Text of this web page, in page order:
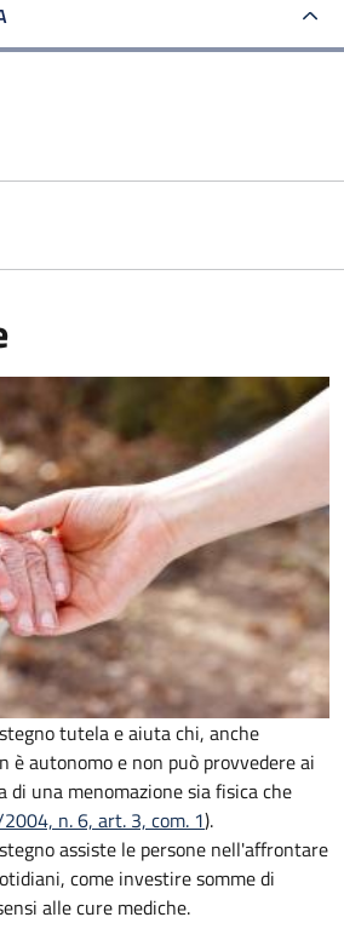
tutela e aiuta chi, anche
è autonomo e non può provvedere ai
di una menomazione sia fisica che
n. 6, art. 3, com. 1).
assiste le persone nell'affrontare
come investire somme di
alle cure mediche.